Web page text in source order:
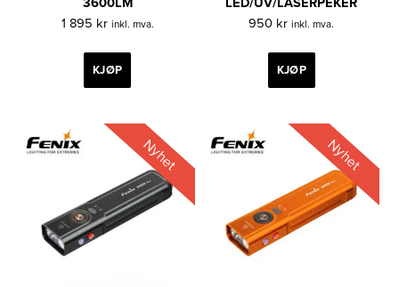
3600LM
1 895 kr inkl. mva.
KJØP
LED/UV/LASERPEKER
950 kr inkl. mva.
KJØP
Nyhet Nyhet